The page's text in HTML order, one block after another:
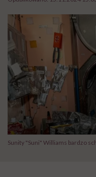
Sunity "Suni" Williams bardzo